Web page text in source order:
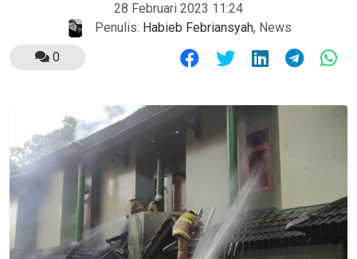
28 Februari 2023 11:24
Penulis: Habieb Febriansyah, News
0